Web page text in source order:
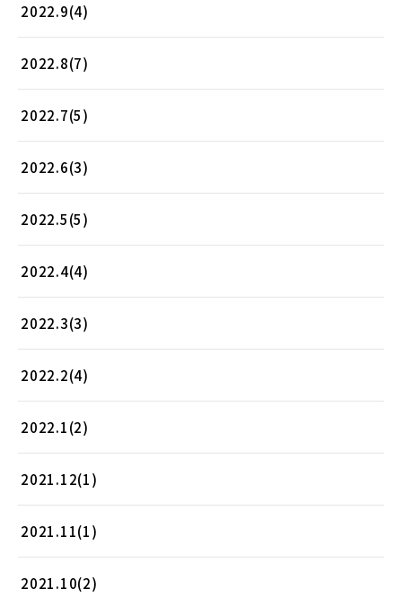
2022.9(4)
2022.8(7)
2022.7(5)
2022.6(3)
2022.5(5)
2022.4(4)
2022.3(3)
2022.2(4)
2022.1(2)
2021.12(1)
2021.11(1)
2021.10(2)